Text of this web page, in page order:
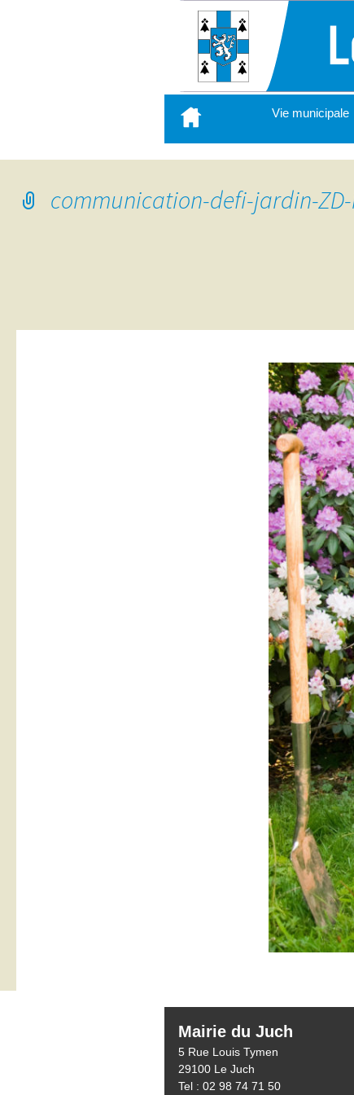
contenu
principal
Vie municipale
communication-defi-jardin-
Mairie du Juch
5 Rue Louis Tymen
29100 Le Juch
Tel : 02 98 74 71 50